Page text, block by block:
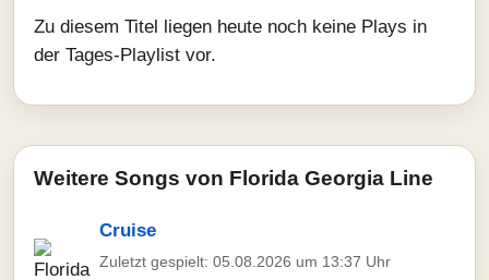
Zu diesem Titel liegen heute noch keine Plays in
der Tages-Playlist vor.
Weitere Songs von Florida Georgia Line
Cruise
Zuletzt gespielt: 05.08.2026 um 13:37 Uhr